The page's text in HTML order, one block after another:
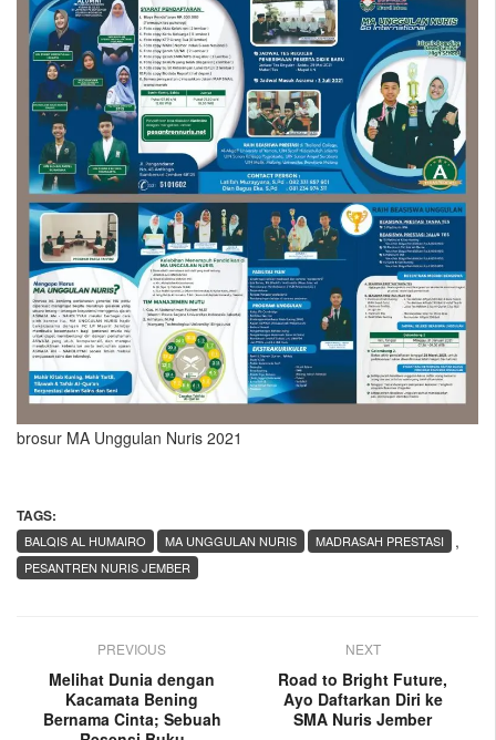
brosur MA Unggulan Nuris 2021
TAGS:
,
BALQIS AL HUMAIRO MA UNGGULAN NURIS
MADRASAH PRESTASI
PESANTREN NURIS JEMBER
PREVIOUS
Melihat Dunia dengan
Kacamata Bening
Bernama Cinta; Sebuah
NEXT
Road to Bright Future,
Ayo Daftarkan Diri ke
SMA Nuris Jember